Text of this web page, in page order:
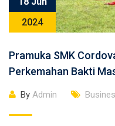
2024
Pramuka SMK
Perkemahan Bakti
By Admin